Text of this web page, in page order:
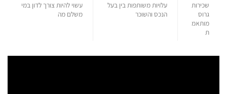
שכירות
גרוס
מותאמ
ת
עלויות משותפות בין בעל
הנכס והשוכר
עשוי להיות צורך לדון במי
משלם מה